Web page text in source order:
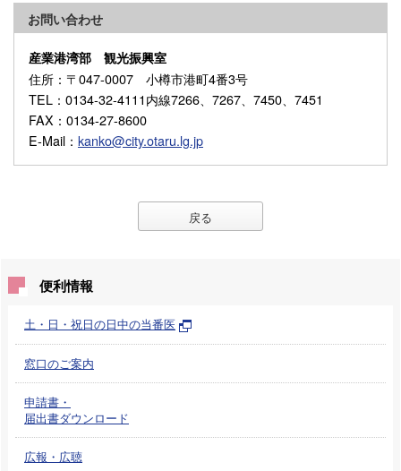
お問い合わせ
産業港湾部 観光振興室
住所 ：〒047-0007 小樽市港町4番3号
TEL ：0134-32-4111内線7266、7267、7450、7451
FAX ：0134-27-8600
E-Mail ： kanko@city.otaru.lg.jp
戻る
便利情報
土・日・祝日の日中の当番医
窓口のご案内
申請書・
届出書ダウンロード
広報・広聴